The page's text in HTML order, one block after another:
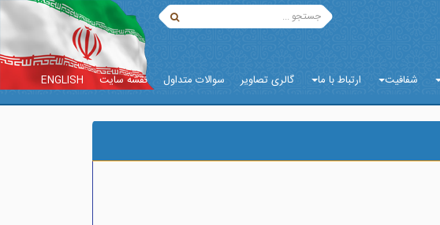
شفافیت ارتباط با ما گالری تصاویر سوالات متداول نقشه سایت ENGLISH